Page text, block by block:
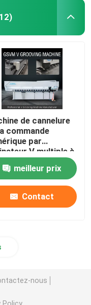
de cannelure
commande
par
V multiple à
vitesse de taille
de coupeur
cannelure de V
meilleur prix
Contact
nous
Policy